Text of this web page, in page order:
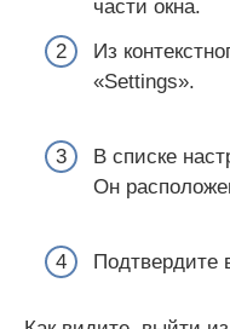
части окна.
Из
«Settings».
В списке
Он
Подтвердите